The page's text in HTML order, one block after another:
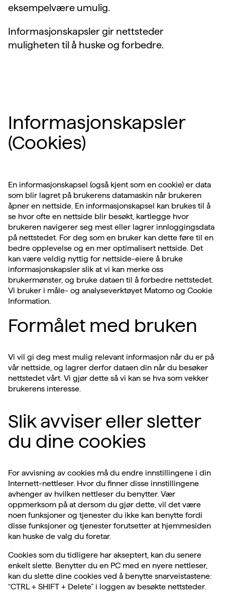
eksempelvære umulig.
Informasjonskapsler gir nettsteder
muligheten til å huske og forbedre.
Informasjonskapsler
(Cookies)
En informasjonskapsel (også kjent som en cookie) er data
som blir lagret på brukerens datamaskin når brukeren
åpner en nettside. En informasjonskapsel kan brukes til å
se hvor ofte en nettside blir besøkt, kartlegge hvor
brukeren navigerer seg mest eller lagrer innloggingsdata
på nettstedet. For deg som en bruker kan dette føre til en
bedre opplevelse og en mer optimalisert nettside. Det
kan være veldig nyttig for nettside-eiere å bruke
informasjonskapsler slik at vi kan merke oss
brukermønster, og bruke dataen til å forbedre nettstedet.
Vi bruker i måle- og analyseverktøyet Matomo og Cookie
Information.
Formålet med bruken
Vi vil gi deg mest mulig relevant informasjon når du er på
vår nettside, og lagrer derfor dataen din når du besøker
nettstedet vårt. Vi gjør dette så vi kan se hva som vekker
brukerens interesse.
Slik avviser eller sletter
du dine cookies
For avvisning av cookies må du endre innstillingene i din
Internett-nettleser. Hvor du finner disse innstillingene
avhenger av hvilken nettleser du benytter. Vær
oppmerksom på at dersom du gjør dette, vil det være
noen funksjoner og tjenester du ikke kan benytte fordi
disse funksjoner og tjenester forutsetter at hjemmesiden
kan huske de valg du foretar.
Cookies som du tidligere har akseptert, kan du senere
enkelt slette. Benytter du en PC med en nyere nettleser,
kan du slette dine cookies ved å benytte snarveistastene:
“CTRL + SHIFT + Delete” i loggen av besøkte nettsteder.